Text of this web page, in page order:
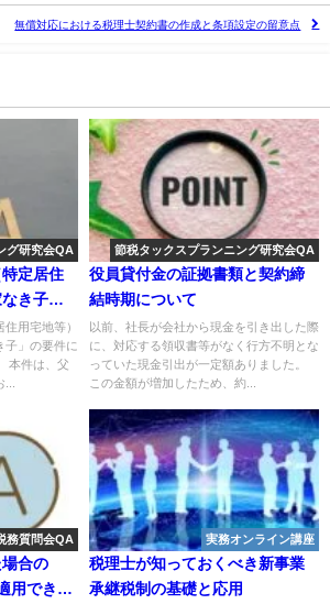
無償対応における税理士契約書の作成と条項設定の留意点
グ研究会QA
定居住
き子要
用宅地等）
子」の要件に
本件は、父
節税タックスプランニング研究会QA
役員貸付金の証拠書類と契約締
結時期について
以前、社長が会社から現金を引き出した際
に、対応する領収書等がなく行方不明とな
っていた現金引出が一定額ありました。
この金額が増加したため、約...
務質問会QA
合の
用できる
実務オンライン講座
税理士が知っておくべき新事業
承継税制の基礎と応用